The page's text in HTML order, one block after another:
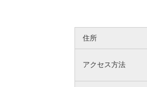
住所
アクセス方法